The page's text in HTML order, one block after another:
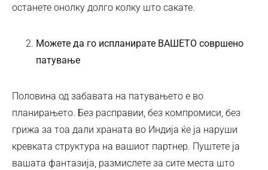
останете онолку долго колку што сакате.
Можете да го испланирате ВАШЕТО совршено
патување
Половина од забавата на патувањето е во
планирањето. Без расправии, без компромиси, без
грижа за тоа дали храната во Индија ќе ја наруши
кревката структура на вашиот партнер. Пуштете ја
вашата фантазија, размислете за сите места што